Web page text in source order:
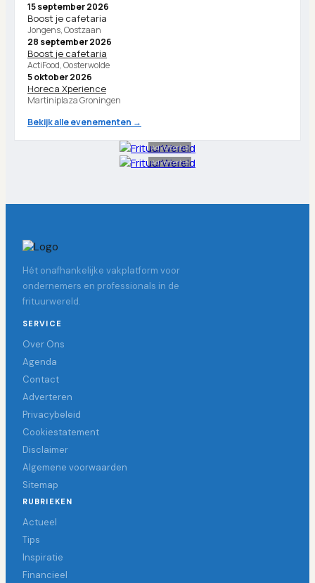
15 september 2026
Boost je cafetaria
Jongens, Oostzaan
28 september 2026
Boost je cafetaria
ActiFood, Oosterwolde
5 oktober 2026
Horeca Xperience
Martiniplaza Groningen
Bekijk alle evenementen →
Advertentie
Advertentie
Hét onafhankelijke vakplatform voor
ondernemers en professionals in de
frituurwereld.
SERVICE
Over Ons
Agenda
Contact
Adverteren
Privacybeleid
Cookiestatement
Disclaimer
Algemene voorwaarden
Sitemap
RUBRIEKEN
Actueel
Tips
Inspiratie
Financieel